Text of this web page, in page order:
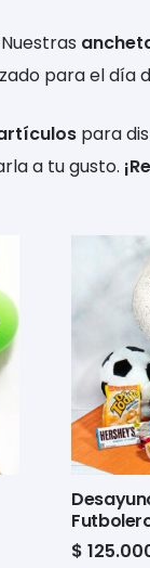
para el
para
a tu gusto.
$